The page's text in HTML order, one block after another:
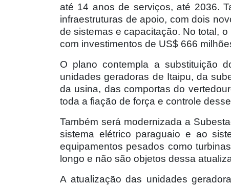
até 14 anos de serviços, até 2036.
infraestruturas de apoio, com dois
de sistemas e capacitação. No total,
com investimentos de US$ 666
O plano contempla a substituição
unidades geradoras de Itaipu, da
da usina, das comportas do
toda a fiação de força e controle
Também será modernizada a
sistema elétrico paraguaio e ao
equipamentos pesados como
longo e não são objetos dessa
A atualização das unidades